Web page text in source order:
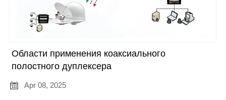
Области применения коаксиального
полостного дуплексера

Apr 08, 2025